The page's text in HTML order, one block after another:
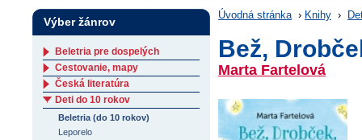
Úvodná stránka › Knihy ›
Bež,
Marta Fartelová
Výber žánrov
Beletria pre dospelých
Cestovanie, mapy
Česká literatúra
Deti do 10 rokov
Beletria (do 10 rokov)
Leporelo